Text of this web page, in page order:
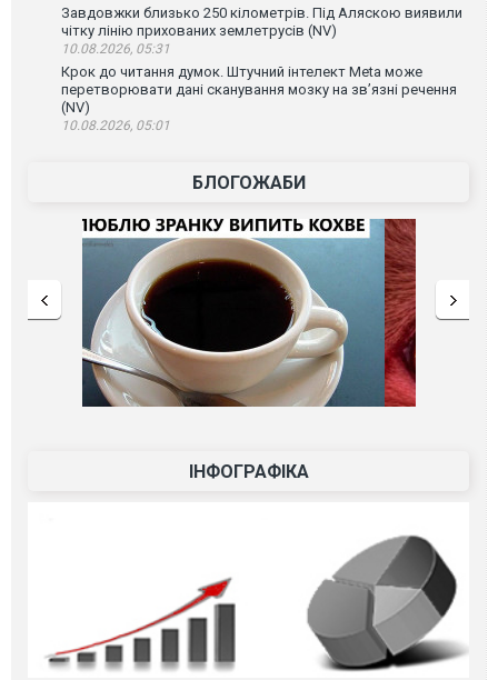
Завдовжки близько 250 кілометрів. Під Аляскою виявили
чітку лінію прихованих землетрусів (NV)
10.08.2026, 05:31
Крок до читання думок. Штучний інтелект Meta може
перетворювати дані сканування мозку на зв’язні речення
(NV)
10.08.2026, 05:01
БЛОГОЖАБИ
ІНФОГРАФІКА